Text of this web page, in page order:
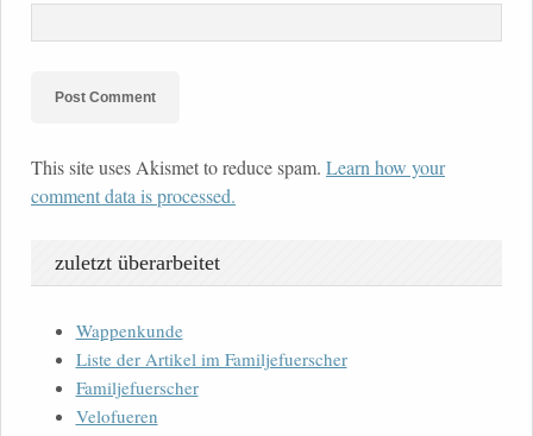
This site uses Akismet to reduce spam. Learn how your
comment data is processed.
zuletzt überarbeitet
Wappenkunde
Liste der Artikel im Familjefuerscher
Familjefuerscher
Velofueren